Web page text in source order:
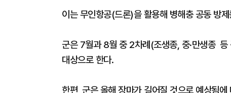
이는 무인항공(드론)을 활용해 병해충 공동 방
군은 7월과 8월 중 2차례(조생종, 중·만생종
대상으로 한다.
한편, 군은 올해 장마가 길어질 것으로 예상됨